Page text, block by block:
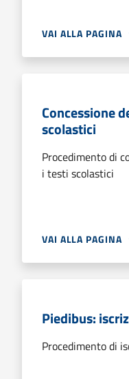
VAI ALLA PAGINA
Concessione
scolastici
Procedimento di
i testi scolastici
VAI ALLA PAGINA
Piedibus:
Procedimento di